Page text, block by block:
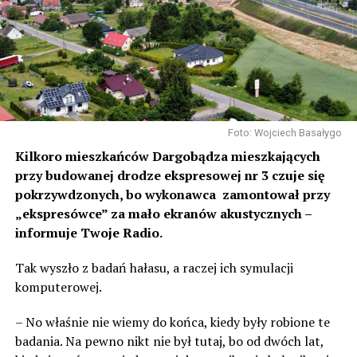
Foto: Wojciech Basałygo
Kilkoro mieszkańców Dargobądza mieszkających
przy budowanej drodze ekspresowej nr 3 czuje się
pokrzywdzonych, bo wykonawca zamontował przy
„ekspresówce” za mało ekranów akustycznych –
informuje Twoje Radio.
Tak wyszło z badań hałasu, a raczej ich symulacji
komputerowej.
– No właśnie nie wiemy do końca, kiedy były robione te
badania. Na pewno nikt nie był tutaj, bo od dwóch lat,